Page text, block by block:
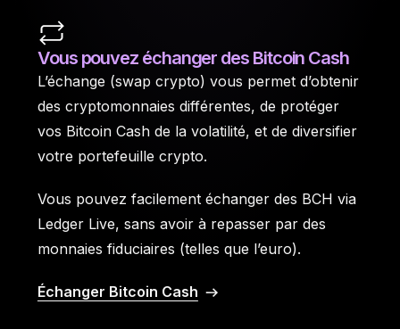
Vous pouvez échanger des Bitcoin Cash
L’échange (swap crypto) vous permet d’obtenir
des cryptomonnaies différentes, de protéger
vos Bitcoin Cash de la volatilité, et de diversifier
votre portefeuille crypto.
Vous pouvez facilement échanger des BCH via
Ledger Live, sans avoir à repasser par des
monnaies fiduciaires (telles que l’euro).
Échanger Bitcoin Cash